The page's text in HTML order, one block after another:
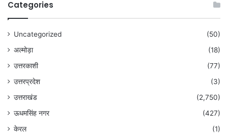
Categories
Uncategorized
(50)
अल्मोड़ा
(18)
उत्तरकाशी
(77)
उत्तरप्रदेश
(3)
उत्तराखंड
(2,750)
ऊधमसिंह नगर
(427)
केरल
(1)